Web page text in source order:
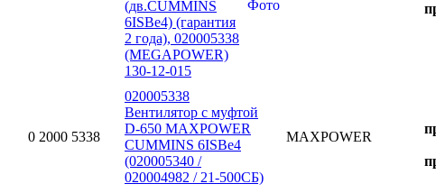
(дв.CUMMINS
6ISBe4) (гарантия
2 года), 020005338
(MEGAPOWER)
130-12-015
0 2000 5338
020005338
Вентилятор с муфтой
D-650 MAXPOWER
CUMMINS 6ISBe4
(020005340 /
020004982 / 21-500СБ)
MAXPOWER